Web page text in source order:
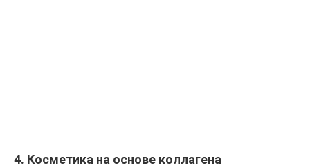
4. Косметика на основе коллагена